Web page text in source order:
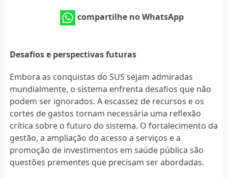
compartilhe no WhatsApp
Desafios e perspectivas futuras
Embora as conquistas do SUS sejam admiradas
mundialmente, o sistema enfrenta desafios que não
podem ser ignorados. A escassez de recursos e os
cortes de gastos tornam necessária uma reflexão
crítica sobre o futuro do sistema. O fortalecimento da
gestão, a ampliação do acesso a serviços e a
promoção de investimentos em saúde pública são
questões prementes que precisam ser abordadas.